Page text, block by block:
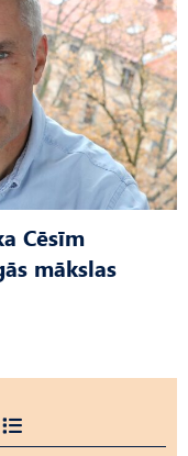
Cēsīm
mākslas